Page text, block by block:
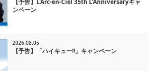
【予告】L'Arc-en-Ciel 35th L'Anniversaryキャ
ンペーン
2026.08.05
【予告】「ハイキュー!!」キャンペーン